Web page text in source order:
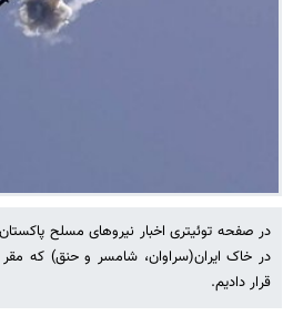
در خاک ایران(سراوان، شامسر و حنق) که
قرار دادیم.